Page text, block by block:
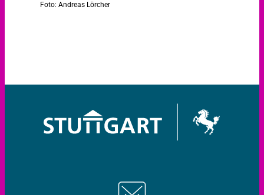
Foto: Andreas Lörcher